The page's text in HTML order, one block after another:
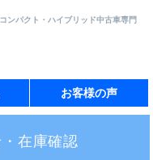
ンパクト・ハイブリッド中古車専門
お客様の声
在庫確認